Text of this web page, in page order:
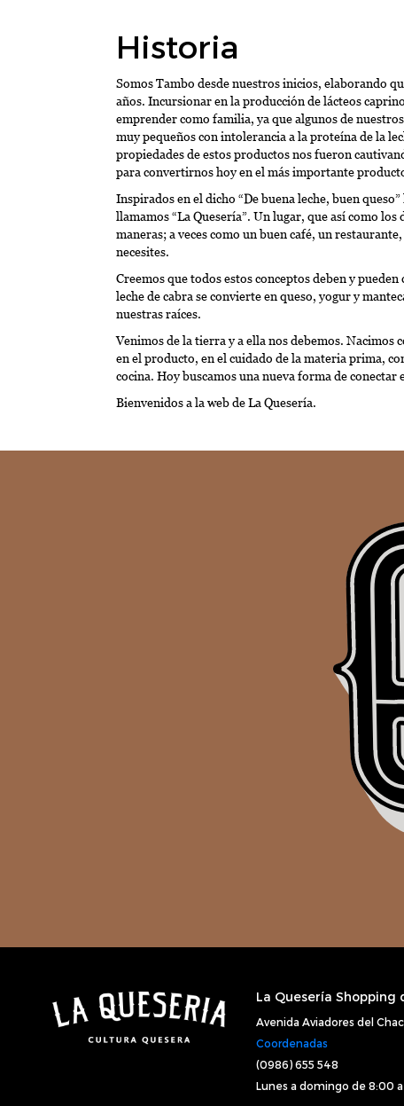
Historia
Somos Tambo desde nuestros inicios, elaborando
años. Incursionar en la producción de lácteos
emprender como familia, ya que algunos de
muy pequeños con intolerancia a la proteína de la
propiedades de estos productos nos fueron
para convertirnos hoy en el más importante
Inspirados en el dicho “De buena leche, buen
llamamos “La Quesería”. Un lugar, que así como
maneras; a veces como un buen café, un
necesites.
Creemos que todos estos conceptos deben y
leche de cabra se convierte en queso, yogur y
nuestras raíces.
Venimos de la tierra y a ella nos debemos. Nacimos
en el producto, en el cuidado de la materia prima,
cocina. Hoy buscamos una nueva forma de conectar
Bienvenidos a la web de La Quesería.
La Quesería Shopping
Avenida Aviadores del
Coordenadas
(0986) 655 548
Lunes a domingo de 8:00